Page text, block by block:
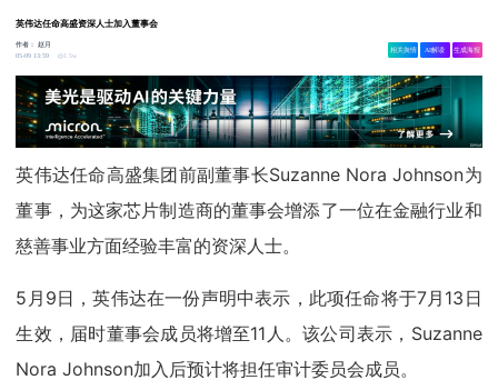
英伟达任命高盛资深人士加入董事会
作者：赵月
05-09 13:59
1.5w
相关舆情 AI解读 生成海报
英伟达任命高盛集团前副董事长Suzanne Nora Johnson为
董事，为这家芯片制造商的董事会增添了一位在金融行业和
慈善事业方面经验丰富的资深人士。
5月9日，英伟达在一份声明中表示，此项任命将于7月13日
生效，届时董事会成员将增至11人。该公司表示，Suzanne
Nora Johnson加入后预计将担任审计委员会成员。